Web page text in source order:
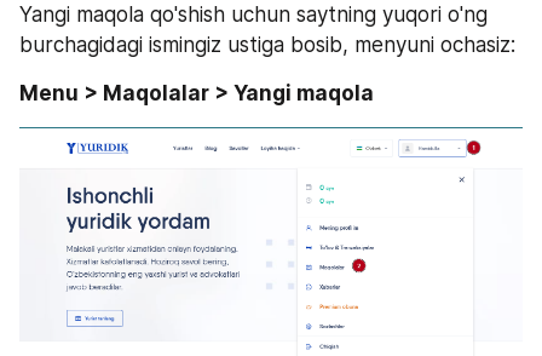
Yangi maqola qo'shish uchun saytning yuqori o'ng
burchagidagi ismingiz ustiga bosib, menyuni ochasiz:
Menu > Maqolalar > Yangi maqola